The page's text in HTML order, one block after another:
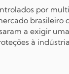
por
brasileiro
a exigir
à